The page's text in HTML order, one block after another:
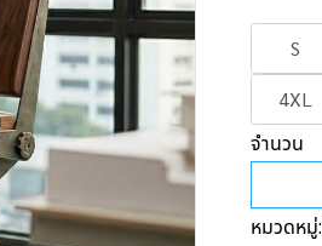
S
4XL
จำนวน
หมวดหมู่: